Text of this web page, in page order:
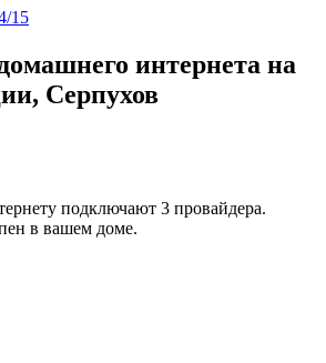
15
интернета на
Серпухов
подключают 3 провайдера.
в вашем доме.